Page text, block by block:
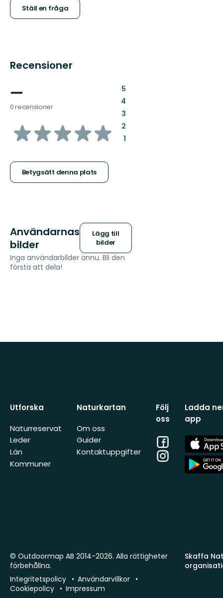
Ställ en fråga
Recensioner
—
0 recensioner
av
stjärnor
Betygsätt denna plats
5:
4:
3:
2:
1:
Användarnas
bilder
Lägg till
bilder
Inga användarbilder ännu. Bli den
första att dela!
Utforska
Naturreservat
Leder
Län
Kommuner
Naturkartan
Om oss
Guider
Kontaktuppgifter
Följ
oss
Facebook
Instagram
Ladda
app
App
Store
App
Store
Skaffa
© Outdoormap AB 2014-2026. Alla rättigheter
förbehållna.
Integritetspolicy
Användarvillkor
Cookiepolicy
Impressum